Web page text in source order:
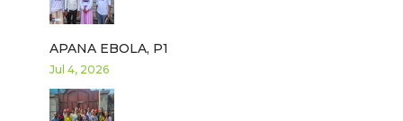
APANA EBOLA, P1
Jul 4, 2026